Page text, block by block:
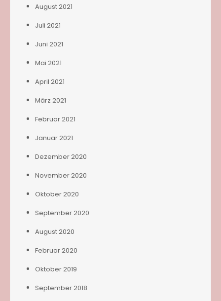
August 2021
Juli 2021
Juni 2021
Mai 2021
April 2021
März 2021
Februar 2021
Januar 2021
Dezember 2020
November 2020
Oktober 2020
September 2020
August 2020
Februar 2020
Oktober 2019
September 2018